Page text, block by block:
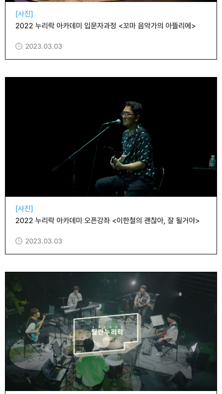
[사진]
2022 누리락 아카데미 입문자과정 <꼬마 음악가의 아뜰리에>
2023.03.03
[사진]
2022 누리락 아카데미 오픈강좌 <이한철의 괜찮아, 잘 될거야>
2023.03.03